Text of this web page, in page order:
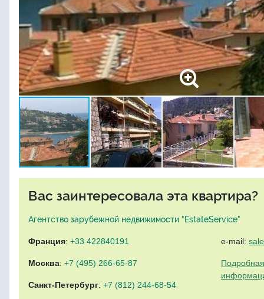
Вас заинтересовала эта квартира?
Агентство зарубежной недвижимости "EstateService"
Франция: +33 422840191
Москва: +7 (495) 266-65-87
Санкт-Петербург: +7 (812) 244-68-54
e-mail: